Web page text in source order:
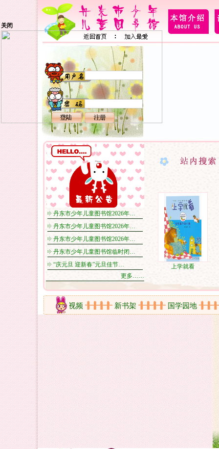
关闭
丹东市少年儿童图书馆2026年…
丹东市少年儿童图书馆2026年…
丹东市少年儿童图书馆2026年…
丹东市少年儿童图书馆临时闭…
“庆元旦 迎新春”元旦佳节…
更多……
上学就看
影 在线视频 新书架 国学园地